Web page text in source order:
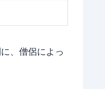
、僧侶によっ